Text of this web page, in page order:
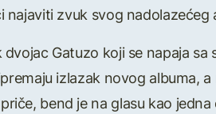
zvuk svog
Gatuzo koji se napaja
izlazak novog albuma, a
bend je na glasu kao